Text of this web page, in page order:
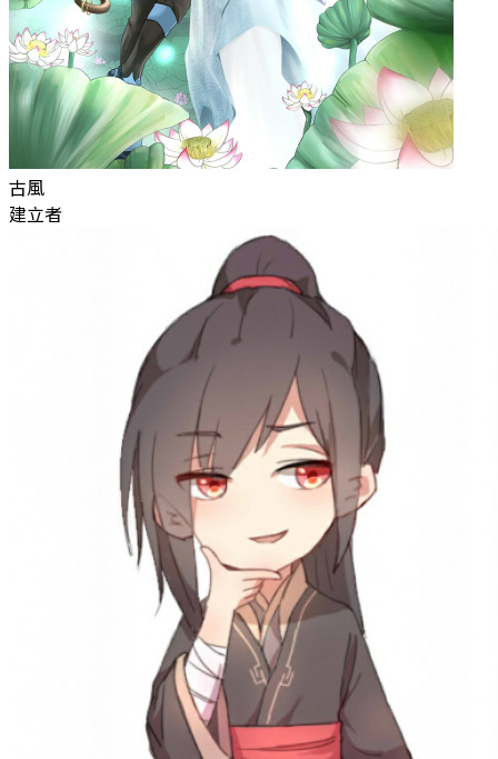
古風
建立者